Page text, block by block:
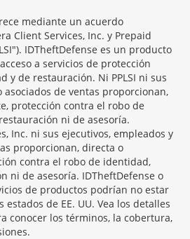
mediante un acuerdo
Client Services, Inc. y Prepaid
IDTheftDefense es un producto
a servicios de protección
y de restauración. Ni PPLSI ni sus
asociados de ventas proporcionan,
protección contra el robo de
ni de asesoría.
Inc. ni sus ejecutivos, empleados y
proporcionan, directa o
contra el robo de identidad,
ni de asesoría. IDTheftDefense o
de productos podrían no estar
de EE. UU. Vea los detalles
conocer los términos, la cobertura,